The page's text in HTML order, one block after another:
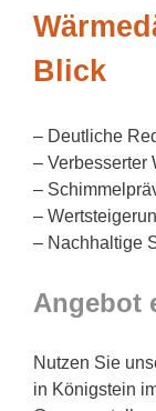
Blick
– Deutliche
– Verbesserter
–
–
– Nachhaltige
Angebot
Nutzen Sie
in Königstein